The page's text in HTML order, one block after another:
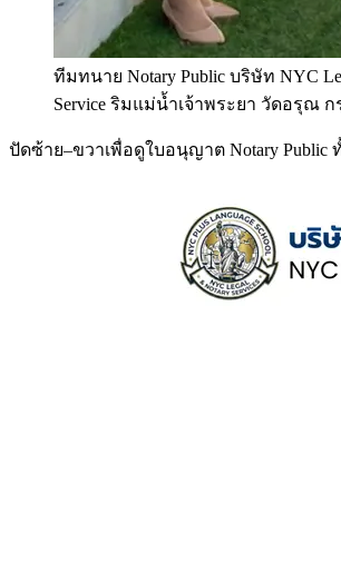
ทีมทนาย Notary Public บริษัท NYC
Service ริมแม่น้ำเจ้าพระยา วัดอรุณ ก
ปัดซ้าย–ขวาเพื่อดูใบอนุญาต Notary Public